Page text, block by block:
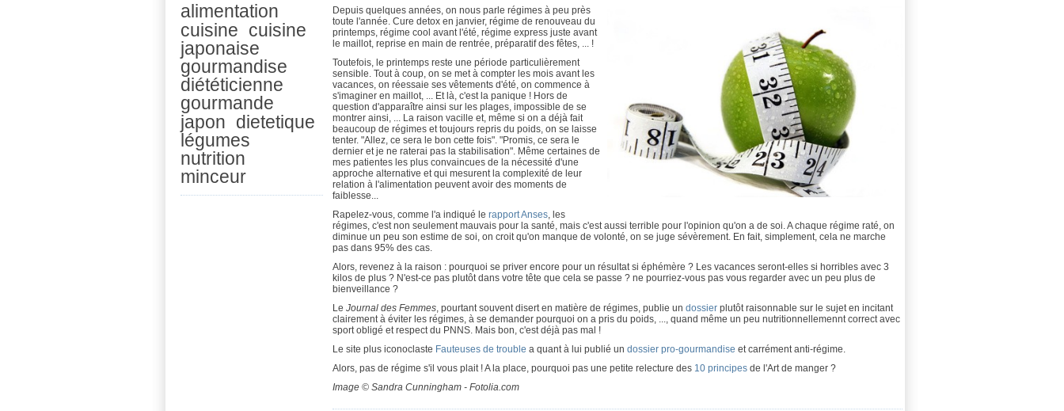
alimentation
cuisine cuisine
japonaise
gourmandise
diététicienne
gourmande
japon dietetique
légumes
nutrition
minceur
Depuis quelques années, on nous parle régimes à peu près
toute l'année. Cure detox en janvier, régime de renouveau du
printemps, régime cool avant l'été, régime express juste avant
le maillot, reprise en main de rentrée, préparatif des fêtes, ... !
Toutefois, le printemps reste une période particulièrement
sensible. Tout à coup, on se met à compter les mois avant les
vacances, on réessaie ses vêtements d'été, on commence à
s'imaginer en maillot, ... Et là, c'est la panique ! Hors de
question d'apparaître ainsi sur les plages, impossible de se
montrer ainsi, ... La raison vacille et, même si on a déjà fait
beaucoup de régimes et toujours repris du poids, on se laisse
tenter. "Allez, ce sera le bon cette fois". "Promis, ce sera le
dernier et je ne raterai pas la stabilisation". Même certaines de
mes patientes les plus convaincues de la nécessité d'une
approche alternative et qui mesurent la complexité de leur
relation à l'alimentation peuvent avoir des moments de
faiblesse...
Rapelez-vous, comme l'a indiqué le rapport Anses , les
régimes, c'est non seulement mauvais pour la santé, mais c'est aussi terrible pour l'opinion qu'on a de soi. A chaque régime raté, on
diminue un peu son estime de soi, on croit qu'on manque de volonté, on se juge sévèrement. En fait, simplement, cela ne marche
pas dans 95% des cas.
Alors, revenez à la raison : pourquoi se priver encore pour un résultat si éphémère ? Les vacances seront-elles si horribles avec 3
kilos de plus ? N'est-ce pas plutôt dans votre tête que cela se passe ? ne pourriez-vous pas vous regarder avec un peu plus de
bienveillance ?
Le Journal des Femmes , pourtant souvent disert en matière de régimes, publie un dossier plutôt raisonnable sur le sujet en incitant
clairement à éviter les régimes, à se demander pourquoi on a pris du poids, ..., quand même un peu nutritionnellemennt correct avec
sport obligé et respect du PNNS. Mais bon, c'est déjà pas mal !
Le site plus iconoclaste Fauteuses de trouble a quant à lui publié un dossier pro-gourmandise et carrément anti-régime.
Alors, pas de régime s'il vous plait ! A la place, pourquoi pas une petite relecture des 10 principes de l'Art de manger ?
Image © Sandra Cunningham - Fotolia.com